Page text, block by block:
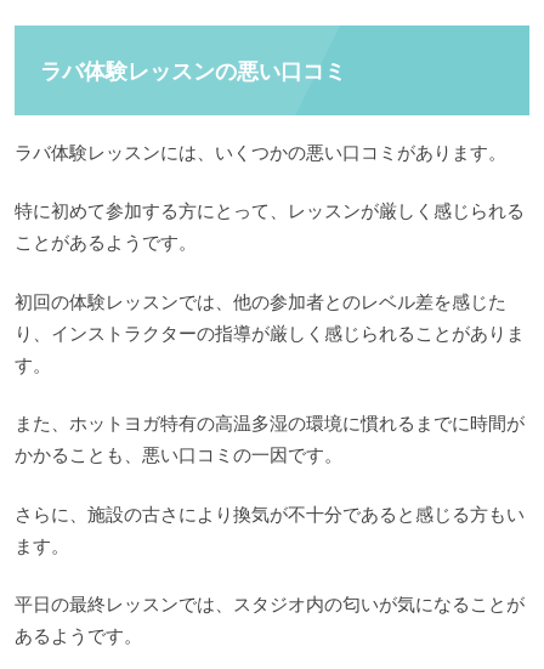
ラバ体験レッスンの悪い口コミ
ラバ体験レッスンには、いくつかの悪い口コミがあります。
特に初めて参加する方にとって、レッスンが厳しく感じられる
ことがあるようです。
初回の体験レッスンでは、他の参加者とのレベル差を感じた
り、インストラクターの指導が厳しく感じられることがありま
す。
また、ホットヨガ特有の高温多湿の環境に慣れるまでに時間が
かかることも、悪い口コミの一因です。
さらに、施設の古さにより換気が不十分であると感じる方もい
ます。
平日の最終レッスンでは、スタジオ内の匂いが気になることが
あるようです。